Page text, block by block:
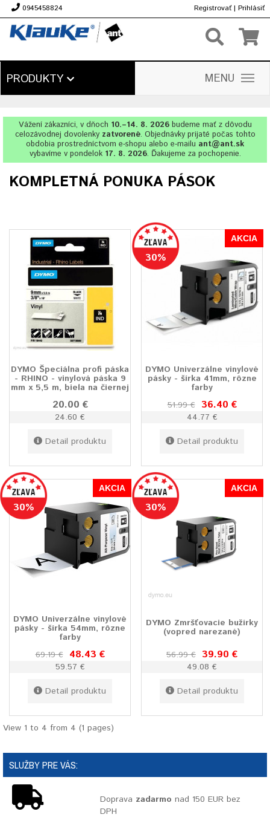
0945458824 Registrovať | Prihlásiť
PRODUKTY MENU
Vážení zákazníci, v dňoch 10.–14. 8. 2026budeme mať z dôvodu
celozávodnej dovolenkyzatvorené. Objednávky prijaté počas tohto
obdobia prostredníctvom e-shopu alebo e-mailu ant@ant.sk
vybavíme v pondelok 17. 8. 2026. Ďakujeme za pochopenie.
KOMPLETNÁ PONUKA PÁSOK
DYMO Špeciálna profi páska
- RHINO - vinylová páska 9
mm x 5,5 m, biela na čiernej
20.00 €
24.60 €
Detail produktu
30%
AKCIA
DYMO Univerzálne vinylové
pásky - šírka 41mm, rôzne
farby
51.99 € 36.40 €
44.77 €
Detail produktu
30%
AKCIA
DYMO Univerzálne vinylové
pásky - šírka 54mm, rôzne
farby
69.19 € 48.43 €
59.57 €
Detail produktu
30%
AKCIA
DYMO Zmršťovacie bužírky
(vopred narezané)
56.99 € 39.90 €
49.08 €
Detail produktu
View 1 to 4 from 4 (1 pages)
SLUŽBY PRE VÁS:
Doprava zadarmo nad 150 EUR bez
DPH